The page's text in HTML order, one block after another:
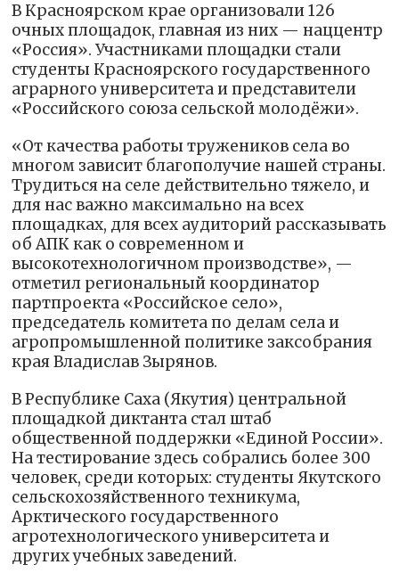
В Красноярском крае организовали 126
очных площадок, главная из них — наццентр
«Россия». Участниками площадки стали
студенты Красноярского государственного
аграрного университета и представители
«Российского союза сельской молодёжи».
«От качества работы тружеников села во
многом зависит благополучие нашей страны.
Трудиться на селе действительно тяжело, и
для нас важно максимально на всех
площадках, для всех аудиторий рассказывать
об АПК как о современном и
высокотехнологичном производстве», —
отметил региональный координатор
партпроекта «Российское село»,
председатель комитета по делам села и
агропромышленной политике заксобрания
края Владислав Зырянов.
В Республике Саха (Якутия) центральной
площадкой диктанта стал штаб
общественной поддержки «Единой России».
На тестирование здесь собрались более 300
человек, среди которых: студенты Якутского
сельскохозяйственного техникума,
Арктического государственного
агротехнологического университета и
других учебных заведений.